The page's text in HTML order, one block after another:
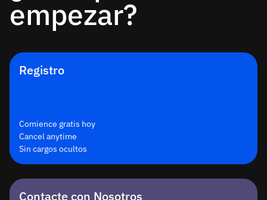
empezar?
Registro
Comience gratis hoy
Cancel anytime
Sin cargos ocultos
Contacte con Nosotros